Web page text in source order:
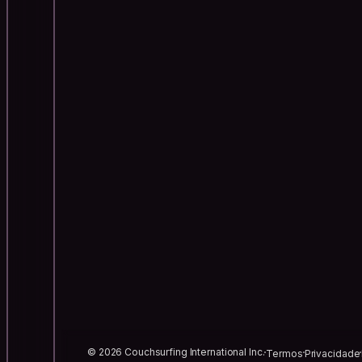
© 2026 Couchsurfing International Inc.TermosPrivacidade